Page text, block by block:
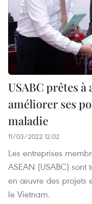
USABC prêtes
améliorer ses
maladie
11/03/2022 12:02
Les entreprises
ASEAN (USABC)
en œuvre des projets
le Vietnam.